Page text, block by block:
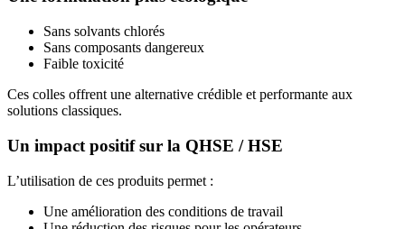
Sans solvants chlorés
Sans composants dangereux
Faible toxicité
Ces colles offrent une alternative crédible et performante aux
solutions classiques.
Un impact positif sur la QHSE / HSE
L’utilisation de ces produits permet :
Une amélioration des conditions de travail